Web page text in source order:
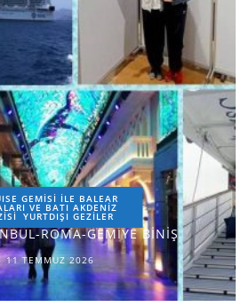
GEMİSİ İLE BALEAR
VE BATI AKDENİZ
YURTDIŞI GEZILER
ROMA-GEMİYE BİNİŞ
11 TEMMUZ 2026